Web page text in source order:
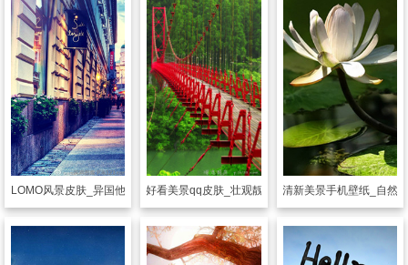
LOMO风景皮肤_异国他乡的美景
透明皮肤 好看美景qq皮肤_壮观靓丽的美景
透明皮肤 清新美景手机壁纸_自然